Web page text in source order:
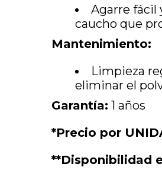
Agarre fácil
caucho que
Mantenimiento:
Limpieza
eliminar el
Garantía: 1 años
*Precio por
**Disponibilidad